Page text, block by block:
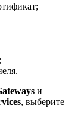
и
, выберите